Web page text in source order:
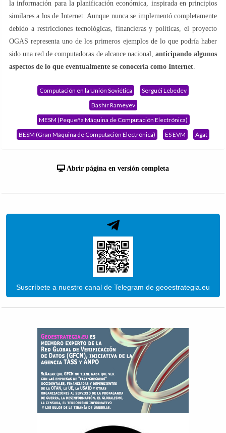
la información para la planificación económica, inspirada en principios
similares a los de Internet. Aunque nunca se implementó completamente
debido a restricciones tecnológicas, financieras y políticas, el proyecto
OGAS representa uno de los primeros ejemplos de lo que podría haber
sido una red de computadoras de alcance nacional, anticipando algunos
aspectos de lo que eventualmente se conocería como Internet
Computación en la Unión Soviética
Serguéi Lebedev
Bashir Rameyev
MESM (Pequeña Máquina de Computación Electrónica)
BESM (Gran Máquina de Computación Electrónica)
ES EVM Agat
Abrir página en versión completa
Suscríbete a nuestro canal de Telegram de geoestrategia.eu